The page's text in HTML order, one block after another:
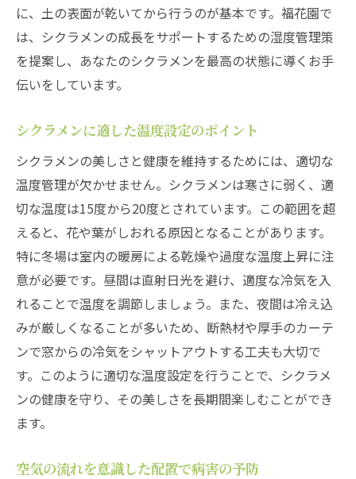
に、土の表面が乾いてから行うのが基本です。福花園で
は、シクラメンの成長をサポートするための湿度管理策
を提案し、あなたのシクラメンを最高の状態に導くお手
伝いをしています。
シクラメンに適した温度設定のポイント
シクラメンの美しさと健康を維持するためには、適切な
温度管理が欠かせません。シクラメンは寒さに弱く、適
切な温度は15度から20度とされています。この範囲を超
えると、花や葉がしおれる原因となることがあります。
特に冬場は室内の暖房による乾燥や過度な温度上昇に注
意が必要です。昼間は直射日光を避け、適度な冷気を入
れることで温度を調節しましょう。また、夜間は冷え込
みが厳しくなることが多いため、断熱材や厚手のカーテ
ンで窓からの冷気をシャットアウトする工夫も大切で
す。このように適切な温度設定を行うことで、シクラメ
ンの健康を守り、その美しさを長期間楽しむことができ
ます。
空気の流れを意識した配置で病害の予防